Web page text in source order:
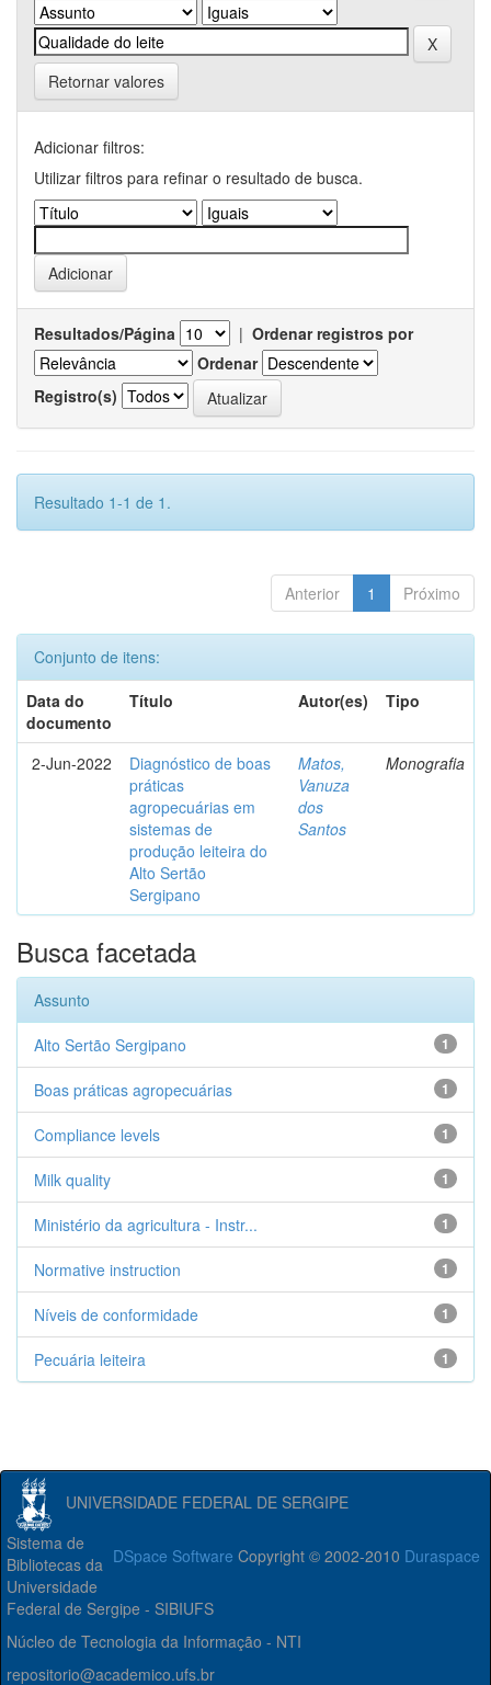
Retornar valores
Adicionar filtros:
Utilizar filtros para refinar o resultado de busca.
Resultados/Página | Ordenar registros por
Ordenar
Registro(s)
Resultado 1-1 de 1.
Anterior 1 Próximo
Conjunto de itens:
Data do
documento
Título Autor(es) Tipo
2-Jun-2022
Diagnóstico de boas
práticas
agropecuárias em
sistemas de
produção leiteira do
Alto Sertão
Sergipano
Matos,
Vanuza
dos
Santos
Monografia
Busca facetada
Assunto
1
Alto Sertão Sergipano
1
Boas práticas agropecuárias
1
Compliance levels
1
Milk quality
1
Ministério da agricultura - Instr...
1
Normative instruction
1
Níveis de conformidade
1
Pecuária leiteira
UNIVERSIDADE FEDERAL DE SERGIPE
DSpace Software Copyright © 2002-2010 Duraspace
Sistema de
Bibliotecas da
Universidade
Federal de Sergipe - SIBIUFS
Núcleo de Tecnologia da Informação - NTI
repositorio@academico.ufs.br